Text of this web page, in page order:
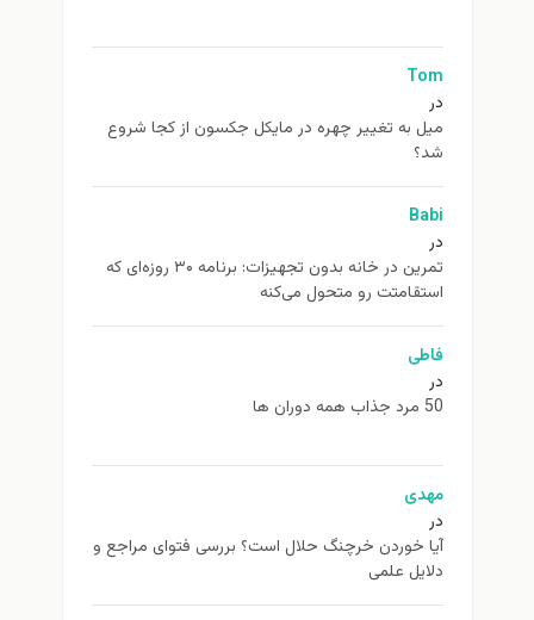
Tom
در
ميل به تغيير چهره در مایکل جکسون از كجا شروع
شد؟
Babi
در
تمرین در خانه بدون تجهیزات: برنامه ۳۰ روزه‌ای که
استقامتت رو متحول می‌کنه
فاطی
در
50 مرد جذاب همه دوران ها
مهدی
در
آیا خوردن خرچنگ حلال است؟ بررسی فتوای مراجع و
دلایل علمی